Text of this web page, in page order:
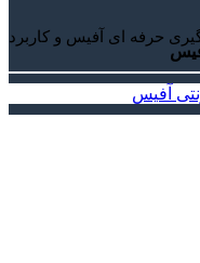
حرفه ای آفیس و کاربرد